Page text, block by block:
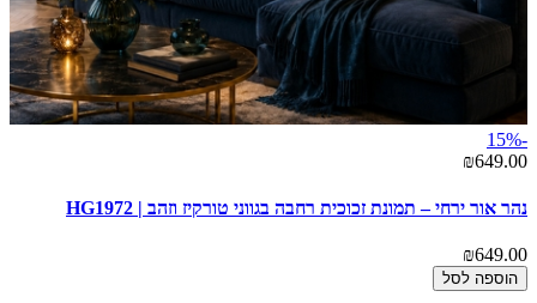
-15%
₪649.00
נהר אור ירחי – תמונת זכוכית רחבה בגווני טורקיז וזהב | HG1972
₪649.00
הוספה לסל